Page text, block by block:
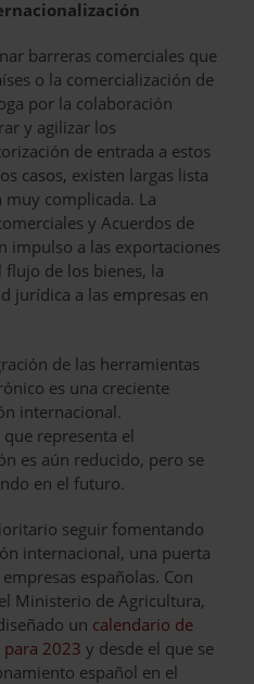
barreras comerciales que
o la comercialización de
por la colaboración
y agilizar los
de entrada a estos
casos, existen largas lista
muy complicada. La
y Acuerdos de
impulso a las exportaciones
de los bienes, la
jurídica a las empresas en
de las herramientas
es una creciente
internacional.
representa el
es aún reducido, pero se
en el futuro.
seguir fomentando
internacional, una puerta
españolas. Con
el Ministerio de Agricultura,
un calendario de
2023 y desde el que se
español en el